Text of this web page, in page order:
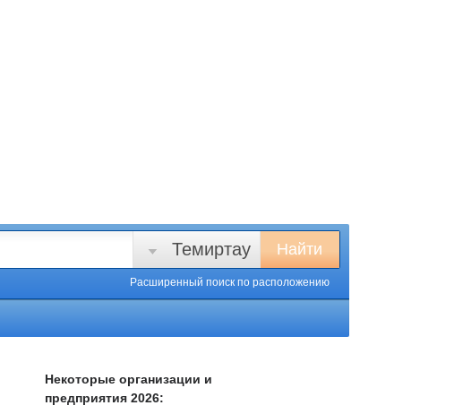
Найти
Темиртау
Расширенный поиск по расположению
Некоторые организации и
предприятия 2026: